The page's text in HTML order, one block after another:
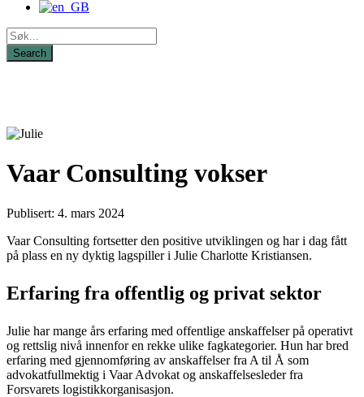
Vaar Consulting vokser
Publisert: 4. mars 2024
Vaar Consulting fortsetter den positive utviklingen og har i dag fått
på plass en ny dyktig lagspiller i Julie Charlotte Kristiansen.
Erfaring fra offentlig og privat sektor
Julie har mange års erfaring med offentlige anskaffelser på operativt
og rettslig nivå innenfor en rekke ulike fagkategorier. Hun har bred
erfaring med gjennomføring av anskaffelser fra A til Å som
advokatfullmektig i Vaar Advokat og anskaffelsesleder fra
Forsvarets logistikkorganisasjon.